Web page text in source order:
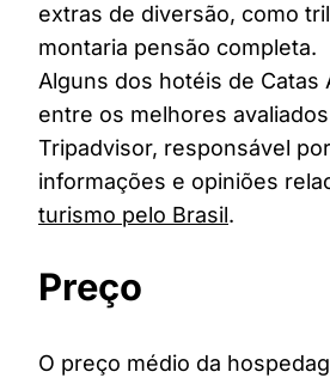
extras de diversão, como
montaria pensão completa.
Alguns dos hotéis de Catas
entre os melhores
Tripadvisor, responsável
informações e opiniões
turismo pelo Brasil.
Preço
O preço médio da